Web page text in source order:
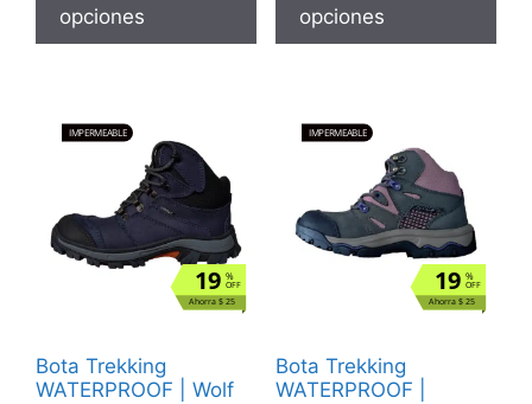
opciones
opciones
%
OFF
19
Ahorra $ 25
IMPERMEABLE
Bota Trekking
WATERPROOF | Wolf
%
OFF
19
Ahorra $ 25
IMPERMEABLE
Bota Trekking
WATERPROOF |